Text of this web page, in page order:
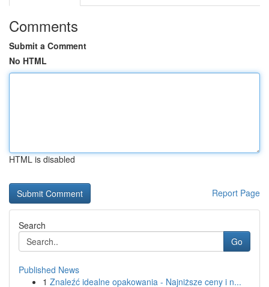
Comments
Submit a Comment
No HTML
HTML is disabled
Report Page
Search
Go
Published News
1 Znaleźć idealne opakowania - Najniższe ceny i n...